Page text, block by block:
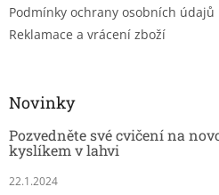
Podmínky ochrany osobních údajů
Reklamace a vrácení zboží
Novinky
Pozvedněte své cvičení na
kyslíkem v lahvi
22.1.2024